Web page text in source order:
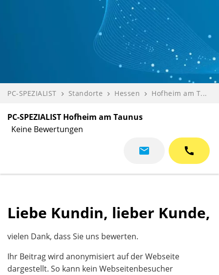
PC-SPEZIALIST navigate_next Standorte navigate_next Hessen navigate_next Hofheim am T...
PC-SPEZIALIST Hofheim am Taunus
Keine Bewertungen
mail call
Liebe Kundin, lieber Kunde,
vielen Dank, dass Sie uns bewerten.
Ihr Beitrag wird anonymisiert auf der Webseite
dargestellt. So kann kein Webseitenbesucher